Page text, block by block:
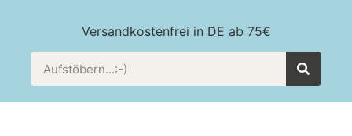
Versandkostenfrei in DE ab 75€